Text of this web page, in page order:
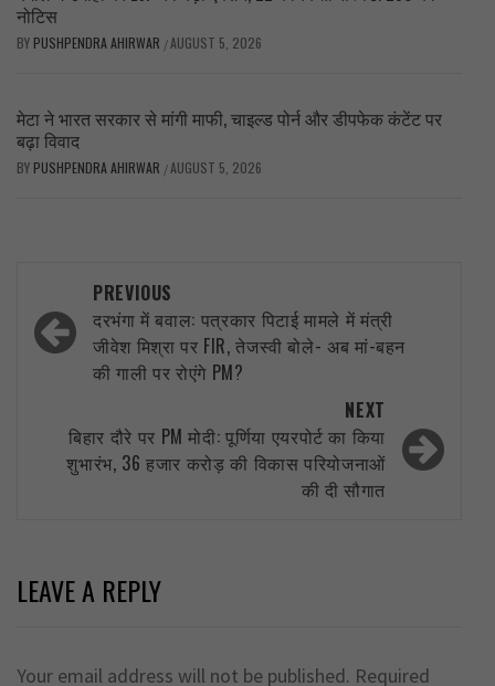
नोटिस
BY PUSHPENDRA AHIRWAR /AUGUST 5, 2026
मेटा ने भारत सरकार से मांगी माफी, चाइल्ड पोर्न और डीपफेक कंटेंट पर
बढ़ा विवाद
BY PUSHPENDRA AHIRWAR /AUGUST 5, 2026
navigation
PREVIOUS
दरभंगा में बवाल: पत्रकार पिटाई मामले में मंत्री
जीवेश मिश्रा पर FIR, तेजस्वी बोले- अब मां-बहन
की गाली पर रोएंगे PM?
NEXT
बिहार दौरे पर PM मोदी: पूर्णिया एयरपोर्ट का किया
शुभारंभ, 36 हजार करोड़ की विकास परियोजनाओं
की दी सौगात
LEAVE A REPLY
Your email address will not be published. Required